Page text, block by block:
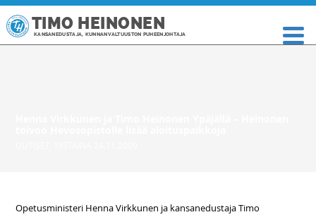
TIMO HEINONEN
KANSANEDUSTAJA, KUNNANVALTUUSTON PUHEENJOHTAJA
Opetusministeri Henna Virkkunen ja kansanedustaja Timo